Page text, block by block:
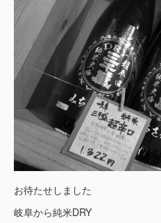
お待たせしました
岐阜から純米DRY